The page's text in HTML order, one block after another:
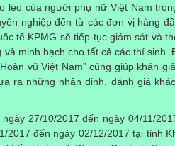
léo của người phụ nữ Việt Nam
nghiệp đến từ các đơn vị hàng
tế KPMG sẽ tiếp tục giám sát và
và minh bạch cho tất cả các thí
vũ Việt Nam” cũng giúp khán
ra những nhận định, đánh giá
27/10/2017 đến ngày 04/11/
2017 đến ngày 02/12/2017 tại tỉnh